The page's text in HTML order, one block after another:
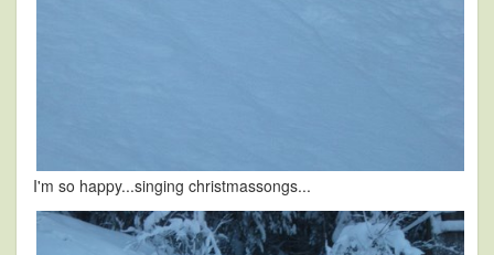
I'm so happy...singing christmassongs...